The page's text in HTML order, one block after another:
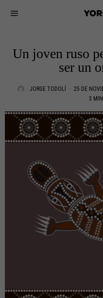
Un joven ruso
ser un
JORGE TODOLÍ 25 DE
3